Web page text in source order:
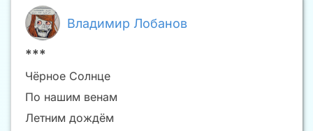
Владимир Лобанов
***
Чёрное Солнце
По нашим венам
Летним дождём